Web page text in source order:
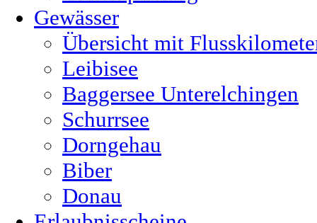
Gewässer
Übersicht mit
Leibisee
Baggersee Unterelchingen
Schurrsee
Dorngehau
Biber
Donau